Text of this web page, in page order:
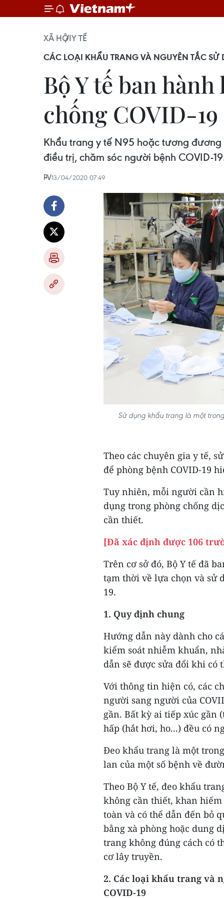
XÃ HỘIY TẾ
CÁC LOẠI KHẨU TRANG VÀ NGUYÊN TẮC
Bộ Y tế ban
chống COVID-19
Khẩu trang y tế N95 hoặc tương
điều trị, chăm sóc người bệnh COVID-
PV13/04/2020 07:49
Sử dụng khẩu trang là một
Theo các chuyên gia y tế,
để phòng bệnh COVID-19
Tuy nhiên, mỗi người cần
dụng trong phòng chống
cần thiết.
[Đã xác định được 106
Trên cơ sở đó, Bộ Y tế đã
tạm thời về lựa chọn và sử
19.
1. Quy định chung
Hướng dẫn này dành cho
kiểm soát nhiễm khuẩn,
dẫn sẽ được sửa đổi khi có
Với thông tin hiện có, các
người sang người của
gần. Bất kỳ ai tiếp xúc gần
hấp (hắt hơi, ho...) đều có
Đeo khẩu trang là một
lan của một số bệnh về
Theo Bộ Y tế, đeo khẩu
không cần thiết, khan hiếm
toàn và có thể dẫn đến bỏ
bằng xà phòng hoặc dung
trang không đúng cách có
cơ lây truyền.
2. Các loại khẩu trang và
COVID-19